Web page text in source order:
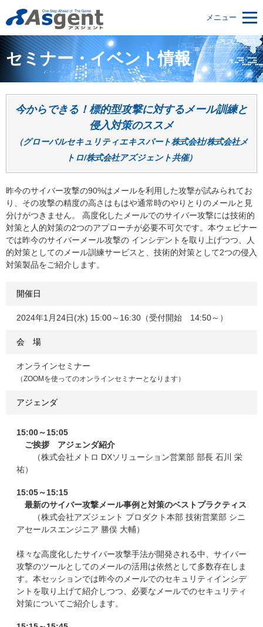
メニュー
セミナー・イベント情報
今からできる！標的型攻撃に対するメール訓練と
侵入対策のススメ
（グローバルセキュリティエキスパート株式会社/株式会社メ
トロ/株式会社アズジェント共催）
昨今のサイバー攻撃の90%はメールを利用した攻撃が試みられてお
り、その攻撃の精度の高さはもはや通常時のやりとりのメールと見
分けがつきません。 高度化したメールでのサイバー攻撃には技術的
対策と人的対策の2つのアプローチが必要不可欠です。本ウェビナー
では昨今のサイバーメール攻撃の インシデントを取り上げつつ、人
的対策としてのメール訓練サービスと、技術的対策として2つの侵入
対策製品をご紹介します。
開催日
2024年1月24日(水) 15:00～16:30（受付開始 14:50～）
会 場
オンラインセミナー
（ZOOMを使ってのオンラインセミナーとなります）
アジェンダ
15:00～15:05
ご挨拶 アジェンダ紹介
（株式会社メトロ DXソリューション営業部 部長 石川 栄
祐）
15:05～15:15
最新のサイバー攻撃メール事例と対策のベストプラクティス
（株式会社アズジェント プロダクト本部 技術営業部 シニ
アセールスエンジニア 勝俣 大輔）
様々な高度化したサイバー攻撃手法が開発される中、サイバー
攻撃のツールとしてのメールの活用は依然として多数存在しま
す。本セッションでは昨今のメールでのセキュリティインシデ
ントを取り上げて紹介しつつ、必要なメールでのセキュリティ
対策についてご紹介します。